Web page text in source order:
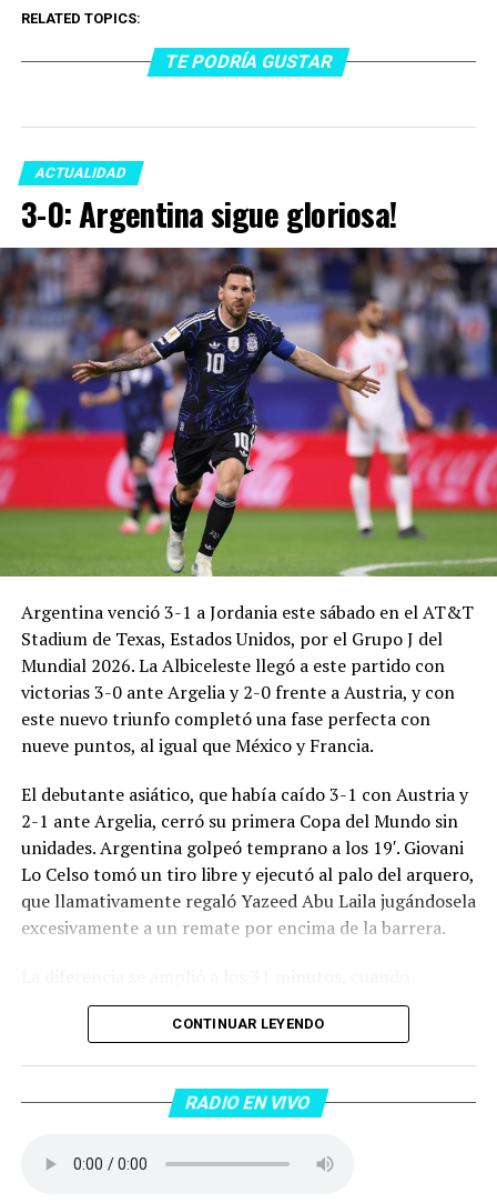
RELATED TOPICS:
TE PODRÍA GUSTAR
ACTUALIDAD
3-0: Argentina sigue gloriosa!
Argentina venció 3-1 a Jordania este sábado en el AT&T
Stadium de Texas, Estados Unidos, por el Grupo J del
Mundial 2026. La Albiceleste llegó a este partido con
victorias 3-0 ante Argelia y 2-0 frente a Austria, y con
este nuevo triunfo completó una fase perfecta con
nueve puntos, al igual que México y Francia.
El debutante asiático, que había caído 3-1 con Austria y
2-1 ante Argelia, cerró su primera Copa del Mundo sin
unidades. Argentina golpeó temprano a los 19′. Giovani
Lo Celso tomó un tiro libre y ejecutó al palo del arquero,
que llamativamente regaló Yazeed Abu Laila jugándosela
excesivamente a un remate por encima de la barrera.
Lautaro Martínez convirtió de penal el 2-0. El Toro
anotó su primer gol en Copas del Mundo, tras no
dentro del área sobre Marcos Senesi, que intentó ir a
una segunda pelota luego de un tiro en el travesaño del
patada en la cara del jugador jordano.
CONTINUAR LEYENDO
RADIO EN VIVO